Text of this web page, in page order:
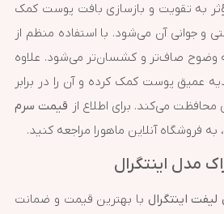
به تقویت و بازسازی بافت پوست کمک
و جوانی آن می‌شود. با استفاده منظم از
وضوح صاف‌تر و کشسان‌تر می‌شود. علاوه
عمیق پوست کمک کرده و آن را در برابر
می‌کند. برای اطلاع از قیمت سرم
، به فروشگاه آنلاین ماهورا مراجعه کنید.
مدل اینتگرال
اینتگرال با بهترین قیمت و ضمانت